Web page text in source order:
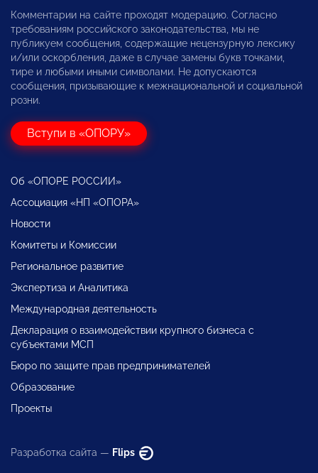
Комментарии на сайте проходят модерацию. Согласно
требованиям российского законодательства, мы не
публикуем сообщения, содержащие нецензурную лексику
и/или оскорбления, даже в случае замены букв точками,
тире и любыми иными символами. Не допускаются
сообщения, призывающие к межнациональной и социальной
розни.
Вступи в «ОПОРУ»
Об «ОПОРЕ РОССИИ»
Ассоциация «НП «ОПОРА»
Новости
Комитеты и Комиссии
Региональное развитие
Экспертиза и Аналитика
Международная деятельность
Декларация о взаимодействии крупного бизнеса с
субъектами МСП
Бюро по защите прав предпринимателей
Образование
Проекты
Разработка сайта — Flips